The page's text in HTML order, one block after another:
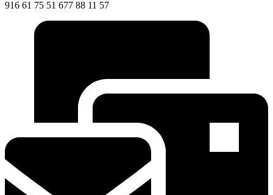
916 61 75 51 677 88 11 57